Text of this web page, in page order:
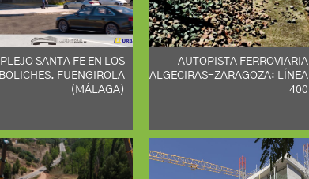
SANTA FE EN LOS
BOLICHES. FUENGIROLA
(MÁLAGA)
AUTOPISTA FERROVIARIA
ALGECIRAS-ZARAGOZA: LÍNEA
400